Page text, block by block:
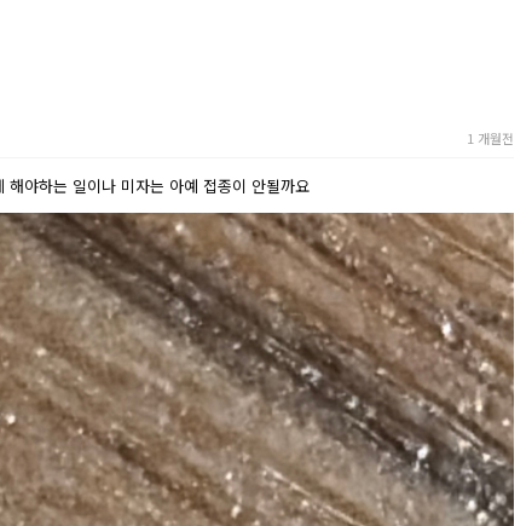
1 개월전
야하는 일이나 미자는 아예 접종이 안될까요